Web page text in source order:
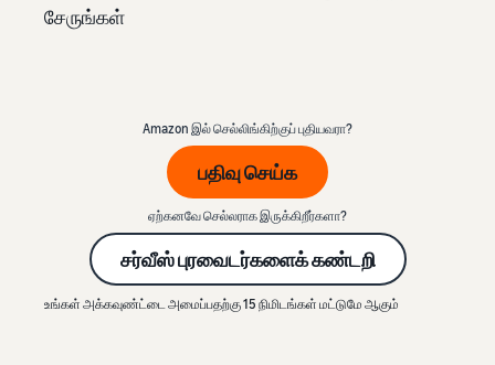
சேருங்கள்
Amazon இல் செல்லிங்கிற்குப் புதியவரா?
பதிவு செய்க
ஏற்கனவே செல்லராக இருக்கிறீர்களா?
சர்வீஸ் புரவைடர்களைக் கண்டறி
உங்கள் அக்கவுண்ட்டை அமைப்பதற்கு 15 நிமிடங்கள் மட்டுமே ஆகும்